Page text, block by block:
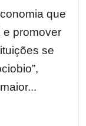
que
e promover
se